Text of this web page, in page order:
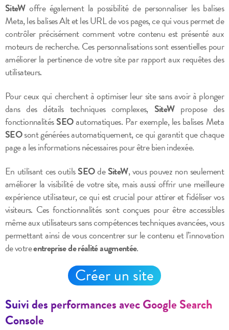
SiteWoffre également la possibilité de personnaliser les balises
Meta, les balises Alt et les URL de vos pages, ce qui vous permet de
contrôler précisément comment votre contenu est présenté aux
moteurs de recherche. Ces personnalisations sont essentielles pour
améliorer la pertinence de votre site par rapport aux requêtes des
utilisateurs.
Pour ceux qui cherchent à optimiser leur site sans avoir à plonger
dans des détails techniques complexes, SiteWpropose des
fonctionnalitésSEOautomatiques. Par exemple, les balises Meta
SEOsont générées automatiquement, ce qui garantit que chaque
page a les informations nécessaires pour être bien indexée.
En utilisant ces outilsSEOdeSiteW, vous pouvez non seulement
améliorer la visibilité de votre site, mais aussi offrir une meilleure
expérience utilisateur, ce qui est crucial pour attirer et fidéliser vos
visiteurs. Ces fonctionnalités sont conçues pour être accessibles
même aux utilisateurs sans compétences techniques avancées, vous
permettant ainsi de vous concentrer sur le contenu et l’innovation
de votreentreprise de réalité augmentée.
Créer un site
Suivi des performances avec Google Search
Console